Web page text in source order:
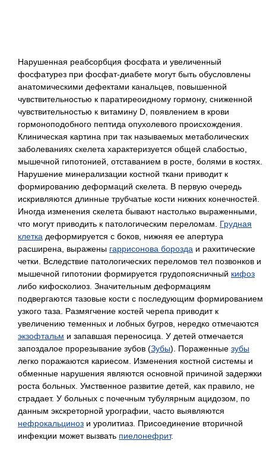
Нарушенная реабсорбция фосфата и увеличенный
фосфатурез при фосфат-диабете могут быть обусловлены
анатомическими дефектами канальцев, повышенной
чувствительностью к паратиреоидному гормону, сниженной
чувствительностью к витамину D, появлением в крови
гормоноподобного пептида опухолевого происхождения.
Клиническая картина при так называемых метаболических
заболеваниях скелета характеризуется общей слабостью,
мышечной гипотонией, отставанием в росте, болями в костях.
Нарушение минерализации костной ткани приводит к
формированию деформаций скелета. В первую очередь
искривляются длинные трубчатые кости нижних конечностей.
Иногда изменения скелета бывают настолько выраженными,
что могут приводить к патологическим переломам. Грудная
клетка деформируется с боков, нижняя ее апертура
расширена, выражены гаррисонова борозда и рахитические
четки. Вследствие патологических переломов тел позвонков и
мышечной гипотонии формируется грудопоясничный кифоз
либо кифосколиоз. Значительным деформациям
подвергаются тазовые кости с последующим формированием
узкого таза. Размягчение костей черепа приводит к
увеличению теменных и лобных бугров, нередко отмечаются
экзофтальм и запавшая переносица. У детей отмечается
запоздалое прорезывание зубов (Зубы). Пораженные зубы
легко поражаются кариесом. Изменения костной системы и
обменные нарушения являются основной причиной задержки
роста больных. Умственное развитие детей, как правило, не
страдает. У больных с почечным тубулярным ацидозом, по
данным экскреторной урографии, часто выявляются
нефрокальциноз и уролитиаз. Присоединение вторичной
инфекции может вызвать пиелонефрит.